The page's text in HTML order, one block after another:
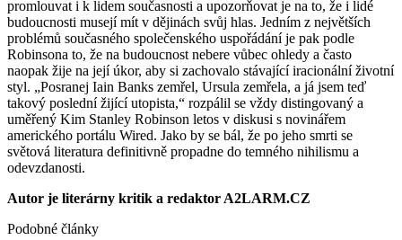
promlouvat i k lidem současnosti a upozorňovat je na to, že i lidé
budoucnosti musejí mít v dějinách svůj hlas. Jedním z největších
problémů současného společenského uspořádání je pak podle
Robinsona to, že na budoucnost nebere vůbec ohledy a často
naopak žije na její úkor, aby si zachovalo stávající iracionální životní
styl. „Posranej Iain Banks zemřel, Ursula zemřela, a já jsem teď
takový poslední žijící utopista,“ rozpálil se vždy distingovaný a
uměřený Kim Stanley Robinson letos v diskusi s novinářem
amerického portálu Wired. Jako by se bál, že po jeho smrti se
světová literatura definitivně propadne do temného nihilismu a
odevzdanosti.
Autor je literárny kritik a redaktor A2LARM.CZ
Podobné články